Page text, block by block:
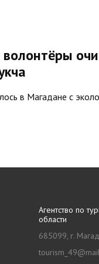
в Магадане с
Агентство по
области
685099, г.